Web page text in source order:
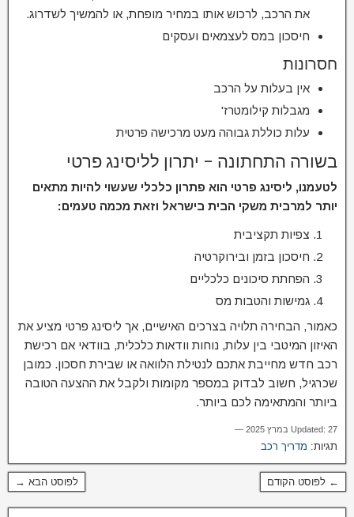
את הרכב, לרכוש אותו במחיר מופחת, או להמשיך לשדרוג.
חיסכון במס לעצמאים ועסקים
חסרונות
אין בעלות על הרכב
מגבלות קילומטרז'
עלות כוללת גבוהה מעט מרכישה פרטית
בשורה התחתונה – יתרון לליסינג פרטי
לטעמנו, ליסינג פרטי הוא פתרון כלכלי שעשוי להיות מתאים
יותר למרבית משקי הבית בישראל וזאת מכמה טעמים:
צפיות תקציבית
חיסכון בזמן ובירוקרטיה
הפחתת סיכונים כלכליים
גמישות והטבות מס
כאמור, הבחירה תלויה בצרכים האישיים, אך ליסינג פרטי מציע את
האיזון המיטבי בין עלות, נוחות וודאות כלכלית, בוודאי אם רכישת
רכב חדש מחייבת אתכם לנטילת הלוואה או שבירת חסכון. כמובן
שכרגיל, חשוב לבדוק במספר מקומות ולקבל את ההצעה הטובה
ביותר והמתאימה לכם ביותר.
Updated: 27 במרץ 2025 —
תגיות: מדריך רכב
← לפוסט הקודם לפוסט הבא →